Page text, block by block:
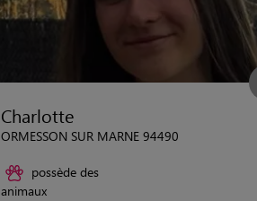
Charlotte
ORMESSON SUR MARNE 94490
possède des
animaux